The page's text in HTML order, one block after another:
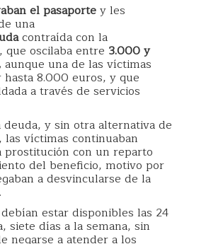
el pasaportey les
una
contraída con la
que oscilaba entre 3.000 y
aunque una de las víctimas
hasta 8.000 euros, y que
a través de servicios
deuda, y sin otra alternativa de
las víctimas continuaban
prostitución con un reparto
del beneficio, motivo por
a desvincularse de la
estar disponibles las 24
siete días a la semana, sin
negarse a atender a los